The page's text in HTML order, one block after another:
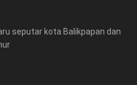
seputar kota Balikpapan dan